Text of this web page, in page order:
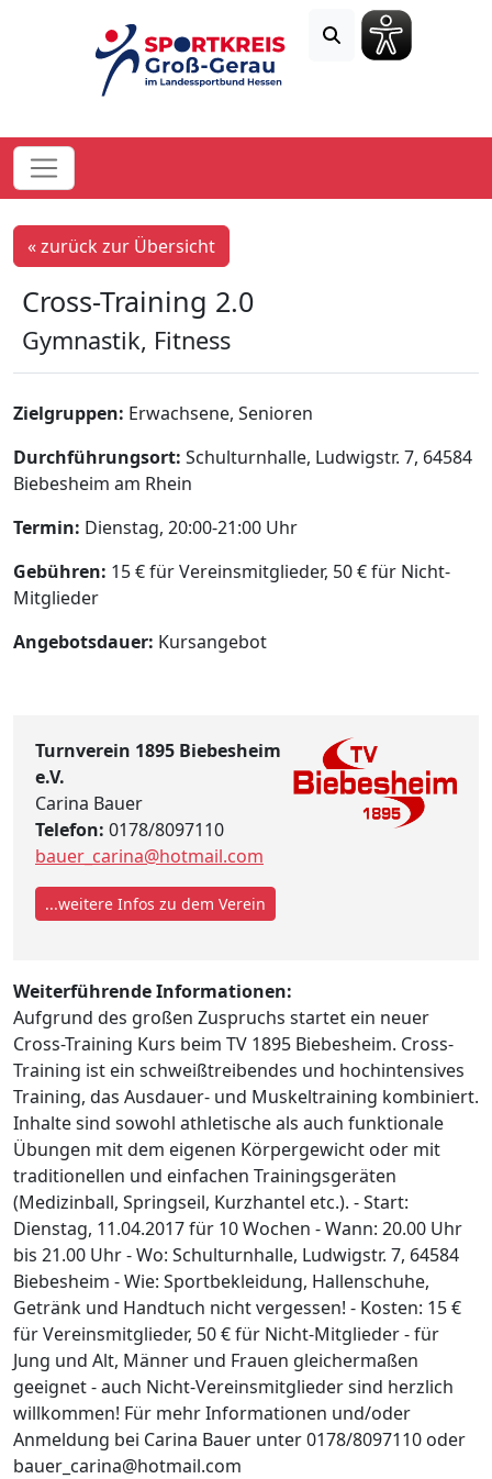
« zurück zur Übersicht
Cross-Training 2.0
Gymnastik, Fitness
Zielgruppen: Erwachsene, Senioren
Durchführungsort: Schulturnhalle, Ludwigstr. 7, 64584
Biebesheim am Rhein
Termin: Dienstag, 20:00-21:00 Uhr
Gebühren: 15 € für Vereinsmitglieder, 50 € für Nicht-
Mitglieder
Angebotsdauer: Kursangebot
Turnverein 1895 Biebesheim
e.V.
Carina Bauer
Telefon: 0178/8097110
bauer_carina@hotmail.com
...weitere Infos zu dem Verein
Weiterführende Informationen:
Aufgrund des großen Zuspruchs startet ein neuer
Cross-Training Kurs beim TV 1895 Biebesheim. Cross-
Training ist ein schweißtreibendes und hochintensives
Training, das Ausdauer- und Muskeltraining kombiniert.
Inhalte sind sowohl athletische als auch funktionale
Übungen mit dem eigenen Körpergewicht oder mit
traditionellen und einfachen Trainingsgeräten
(Medizinball, Springseil, Kurzhantel etc.). - Start:
Dienstag, 11.04.2017 für 10 Wochen - Wann: 20.00 Uhr
bis 21.00 Uhr - Wo: Schulturnhalle, Ludwigstr. 7, 64584
Biebesheim - Wie: Sportbekleidung, Hallenschuhe,
Getränk und Handtuch nicht vergessen! - Kosten: 15 €
für Vereinsmitglieder, 50 € für Nicht-Mitglieder - für
Jung und Alt, Männer und Frauen gleichermaßen
geeignet - auch Nicht-Vereinsmitglieder sind herzlich
willkommen! Für mehr Informationen und/oder
Anmeldung bei Carina Bauer unter 0178/8097110 oder
bauer_carina@hotmail.com